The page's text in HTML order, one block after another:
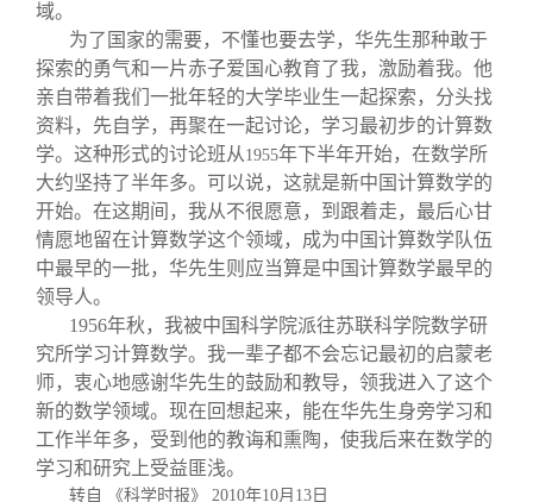
域。
为了国家的需要，不懂也要去学，华先生那种敢于
探索的勇气和一片赤子爱国心教育了我，激励着我。他
亲自带着我们一批年轻的大学毕业生一起探索，分头找
资料，先自学，再聚在一起讨论，学习最初步的计算数
学。这种形式的讨论班从 1955年下半年开始，在数学所
大约坚持了半年多。可以说，这就是新中国计算数学的
开始。在这期间，我从不很愿意，到跟着走，最后心甘
情愿地留在计算数学这个领域，成为中国计算数学队伍
中最早的一批，华先生则应当算是中国计算数学最早的
领导人。
1956年秋，我被中国科学院派往苏联科学院数学研
究所学习计算数学。我一辈子都不会忘记最初的启蒙老
师，衷心地感谢华先生的鼓励和教导，领我进入了这个
新的数学领域。现在回想起来，能在华先生身旁学习和
工作半年多，受到他的教诲和熏陶，使我后来在数学的
学习和研究上受益匪浅。
转自 《科学时报》 2010年10月 13 日